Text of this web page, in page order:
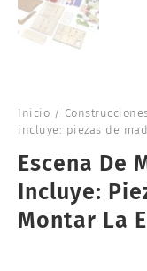
Inicio /
incluye: piezas de
Escena De
Incluye:
Montar La